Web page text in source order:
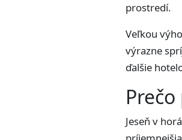
prostredí.
Veľkou
výrazne
ďalšie
Jeseň v